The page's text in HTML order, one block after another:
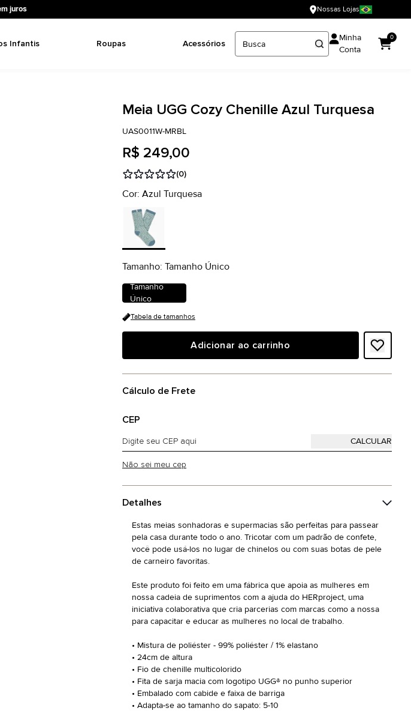
juros Nossas Lojas
Infantis Roupas Acessórios
Minha
Conta
0
Meia UGG Cozy Chenille Azul Turquesa
UAS0011W-MRBL
R$ 249,00
(0)
Cor: Azul Turquesa
Tamanho: Tamanho Único
Tamanho
Único
Tabela de tamanhos
Adicionar ao carrinho
Cálculo de Frete
CEP
Não sei meu cep
Detalhes
Estas meias sonhadoras e supermacias são perfeitas para passear
pela casa durante todo o ano. Tricotar com um padrão de confete,
você pode usá-los no lugar de chinelos ou com suas botas de pele
de carneiro favoritas.
Este produto foi feito em uma fábrica que apoia as mulheres em
nossa cadeia de suprimentos com a ajuda do HERproject, uma
iniciativa colaborativa que cria parcerias com marcas como a nossa
para capacitar e educar as mulheres no local de trabalho.
• Mistura de poliéster - 99% poliéster / 1% elastano
• 24cm de altura
• Fio de chenille multicolorido
• Fita de sarja macia com logotipo UGG® no punho superior
• Embalado com cabide e faixa de barriga
• Adapta-se ao tamanho do sapato: 5-10